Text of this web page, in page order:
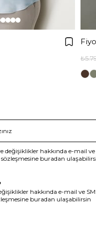
hakkında e-mail ve
buradan
hakkında e-mail ve
buradan ulaşabilirsin